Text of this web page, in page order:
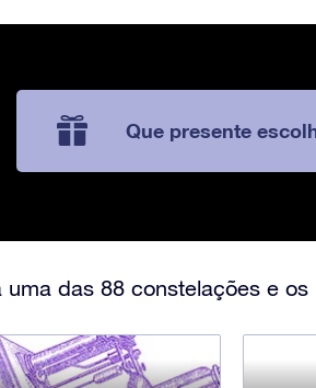
Que presente
das 88 constelações e